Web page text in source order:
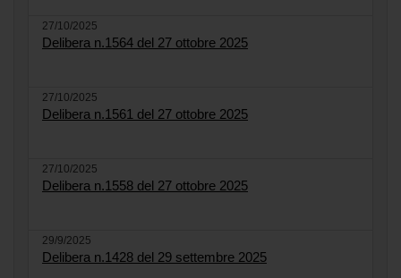
27/10/2025
Delibera n.1564 del 27 ottobre 2025
27/10/2025
Delibera n.1561 del 27 ottobre 2025
27/10/2025
Delibera n.1558 del 27 ottobre 2025
29/9/2025
Delibera n.1428 del 29 settembre 2025